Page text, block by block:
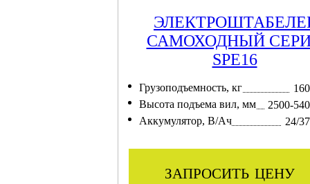
САМОХОДНЫЙ
SPE16
Грузоподъемность, кг
Высота подъема вил, мм
2500-
Аккумулятор, В/Ач
24/
запросить цену